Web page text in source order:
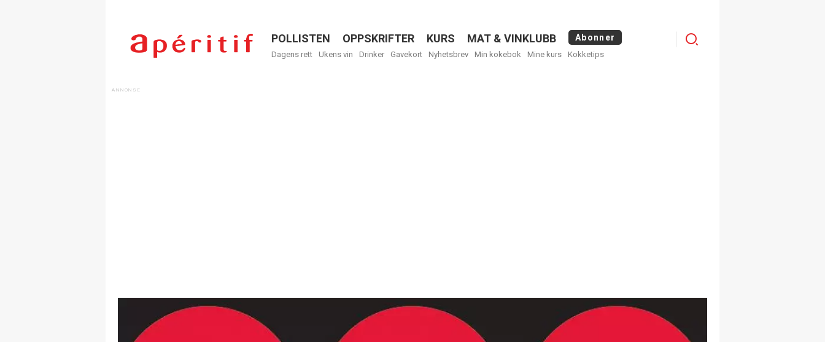
Menu
POLLISTEN OPPSKRIFTER KURS MAT & VINKLUBB Abonner
Dagens rett Ukens vin Drinker Gavekort Nyhetsbrev Min kokebok Mine kurs Kokketips
Logg